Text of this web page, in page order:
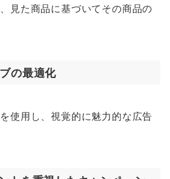
見た商品に基づいてその商品の
の最適化
使用し、視覚的に魅力的な広告